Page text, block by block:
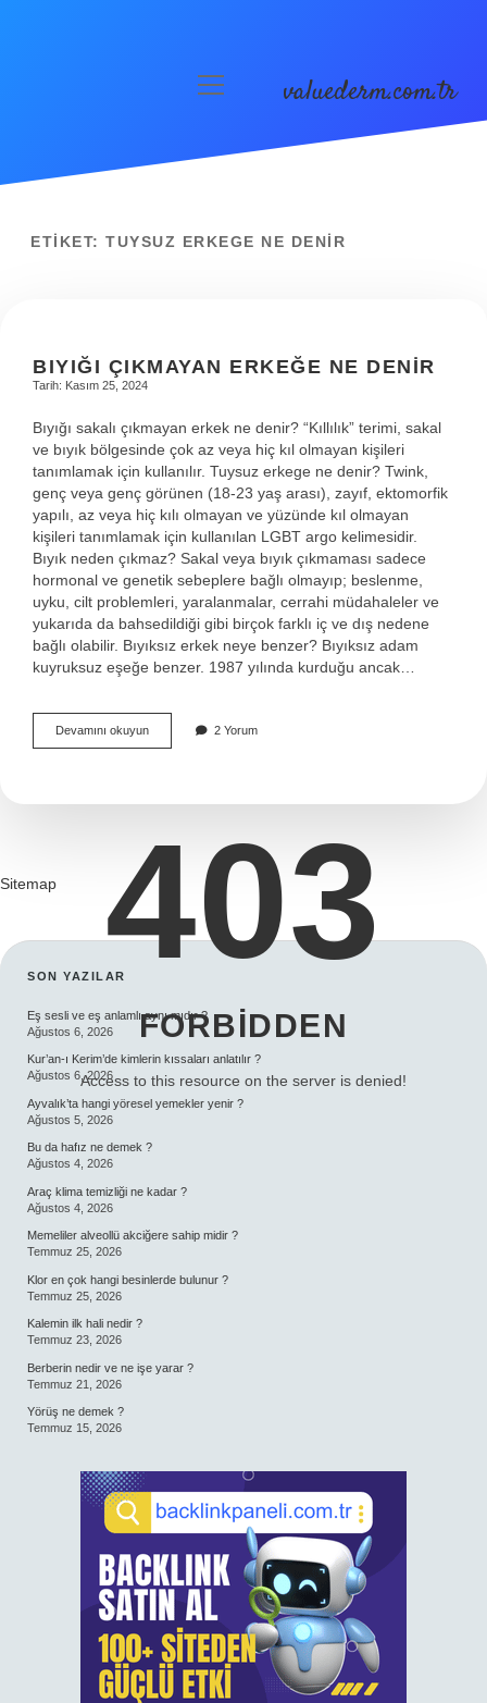
Gizlilik Politikası
menüyü
aç
valuederm.com.tr
ETIKET: TUYSUZ ERKEGE NE DENIR
BIYIĞI ÇIKMAYAN ERKEĞE NE DENIR
Tarih: Kasım 25, 2024
Bıyığı sakalı çıkmayan erkek ne denir? “Kıllılık” terimi, sakal
ve bıyık bölgesinde çok az veya hiç kıl olmayan kişileri
tanımlamak için kullanılır. Tuysuz erkege ne denir? Twink,
genç veya genç görünen (18-23 yaş arası), zayıf, ektomorfik
yapılı, az veya hiç kılı olmayan ve yüzünde kıl olmayan
kişileri tanımlamak için kullanılan LGBT argo kelimesidir.
Bıyık neden çıkmaz? Sakal veya bıyık çıkmaması sadece
hormonal ve genetik sebeplere bağlı olmayıp; beslenme,
uyku, cilt problemleri, yaralanmalar, cerrahi müdahaleler ve
yukarıda da bahsedildiği gibi birçok farklı iç ve dış nedene
bağlı olabilir. Bıyıksız erkek neye benzer? Bıyıksız adam
kuyruksuz eşeğe benzer. 1987 yılında kurduğu ancak…
Devamını okuyunBıyığı
Çıkmayan
2 Yorum
Sitemap
SIDEBAR
SON YAZILAR
Eş sesli ve eş anlamlı aynı mıdır ?
Ağustos 6, 2026
Kur’an-ı Kerim’de kimlerin kıssaları anlatılır ?
Ağustos 6, 2026
Ayvalık’ta hangi yöresel yemekler yenir ?
Ağustos 5, 2026
Bu da hafız ne demek ?
Ağustos 4, 2026
Araç klima temizliği ne kadar ?
Ağustos 4, 2026
Memeliler alveollü akciğere sahip midir ?
Temmuz 25, 2026
Klor en çok hangi besinlerde bulunur ?
Temmuz 25, 2026
Kalemin ilk hali nedir ?
Temmuz 23, 2026
Berberin nedir ve ne işe yarar ?
Temmuz 21, 2026
Yörüş ne demek ?
Temmuz 15, 2026
403
FORBIDDEN
Access to this resource on the server is denied!